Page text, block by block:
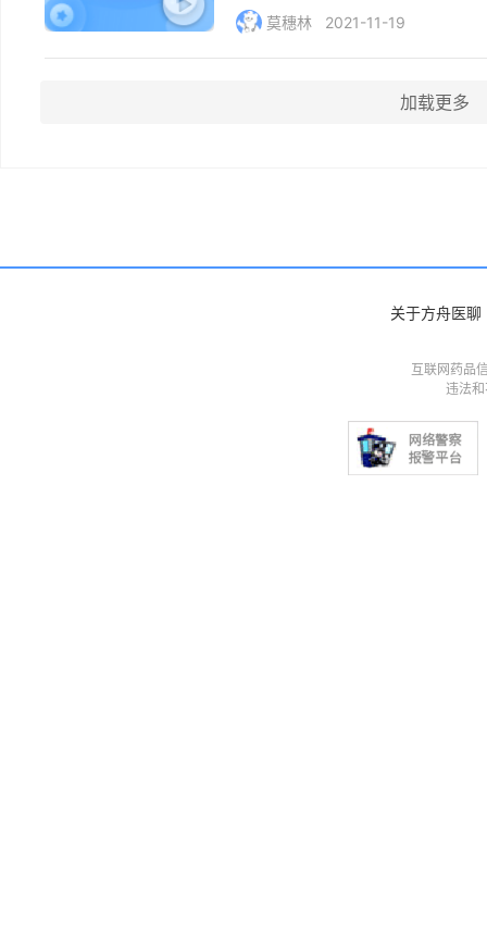
莫穗林 2021-11-19
加载更多
关于方舟医聊
互联网药品
违法